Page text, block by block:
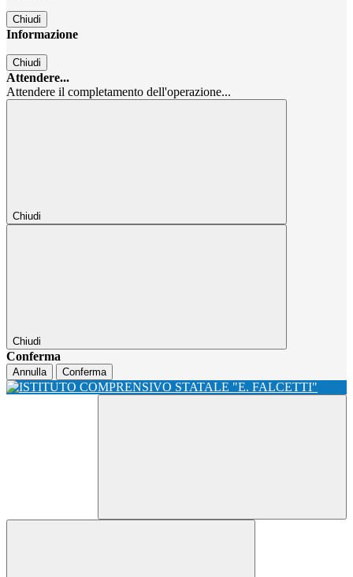
Chiudi
Informazione
Chiudi
Attendere...
Attendere il completamento dell'operazione...
Chiudi
Chiudi
Conferma
Annulla Conferma